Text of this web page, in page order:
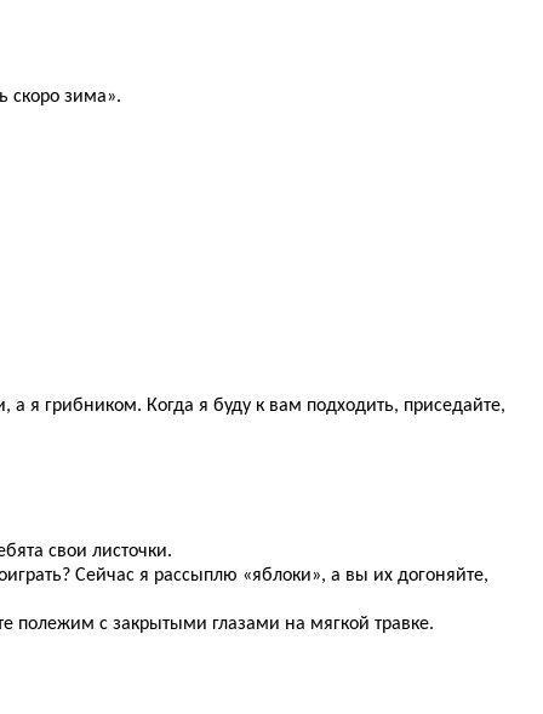
скоро зима».
я грибником. Когда я буду к вам подходить, приседайте,
свои листочки.
Сейчас я рассыплю «яблоки», а вы их догоняйте,
полежим с закрытыми глазами на мягкой травке.